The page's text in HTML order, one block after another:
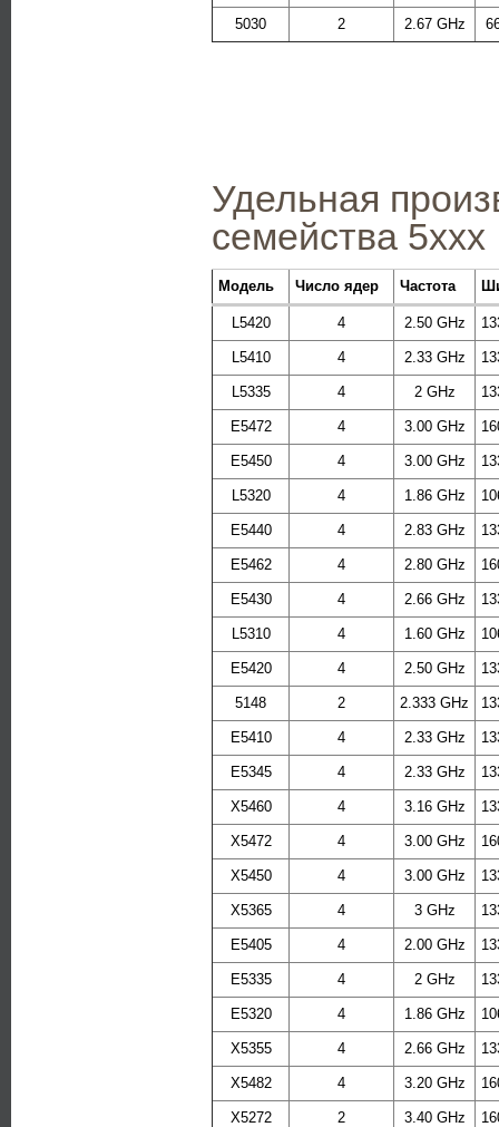
5030 2 2.67 GHz
Удельная
семейства 5ххх
Модель Число ядер Частота
L5420 4 2.50 GHz
L5410 4 2.33 GHz
L5335 4 2 GHz
E5472 4 3.00 GHz
E5450 4 3.00 GHz
L5320 4 1.86 GHz
E5440 4 2.83 GHz
E5462 4 2.80 GHz
E5430 4 2.66 GHz
L5310 4 1.60 GHz
E5420 4 2.50 GHz
5148 2 2.333 GHz
E5410 4 2.33 GHz
E5345 4 2.33 GHz
X5460 4 3.16 GHz
X5472 4 3.00 GHz
X5450 4 3.00 GHz
X5365 4 3 GHz
E5405 4 2.00 GHz
E5335 4 2 GHz
E5320 4 1.86 GHz
X5355 4 2.66 GHz
X5482 4 3.20 GHz
X5272 2 3.40 GHz